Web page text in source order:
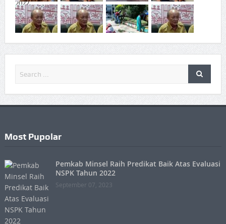
Most Pupolar
Pemkab Minsel Raih Predikat Baik Atas Evaluasi
NSPK Tahun 2022
September 07, 2023